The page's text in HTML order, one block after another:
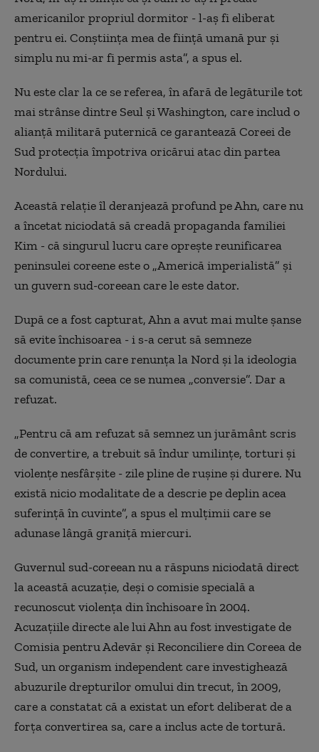
americanilor propriul dormitor - l-aș fi eliberat
pentru ei. Conștiința mea de ființă umană pur și
simplu nu mi-ar fi permis asta”, a spus el.
Nu este clar la ce se referea, în afară de legăturile tot
mai strânse dintre Seul și Washington, care includ o
alianță militară puternică ce garantează Coreei de
Sud protecția împotriva oricărui atac din partea
Nordului.
Această relație îl deranjează profund pe Ahn, care nu
a încetat niciodată să creadă propaganda familiei
Kim - că singurul lucru care oprește reunificarea
peninsulei coreene este o „Americă imperialistă” și
un guvern sud-coreean care le este dator.
După ce a fost capturat, Ahn a avut mai multe șanse
să evite închisoarea - i s-a cerut să semneze
documente prin care renunța la Nord și la ideologia
sa comunistă, ceea ce se numea „conversie”. Dar a
refuzat.
„Pentru că am refuzat să semnez un jurământ scris
de convertire, a trebuit să îndur umilințe, torturi și
violențe nesfârșite - zile pline de rușine și durere. Nu
există nicio modalitate de a descrie pe deplin acea
suferință în cuvinte”, a spus el mulțimii care se
adunase lângă graniță miercuri.
Guvernul sud-coreean nu a răspuns niciodată direct
la această acuzație, deși o comisie specială a
recunoscut violența din închisoare în 2004.
Acuzațiile directe ale lui Ahn au fost investigate de
Comisia pentru Adevăr și Reconciliere din Coreea de
Sud, un organism independent care investighează
abuzurile drepturilor omului din trecut, în 2009,
care a constatat că a existat un efort deliberat de a
forța convertirea sa, care a inclus acte de tortură.